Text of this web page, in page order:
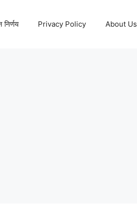
निर्णय Privacy Policy About Us